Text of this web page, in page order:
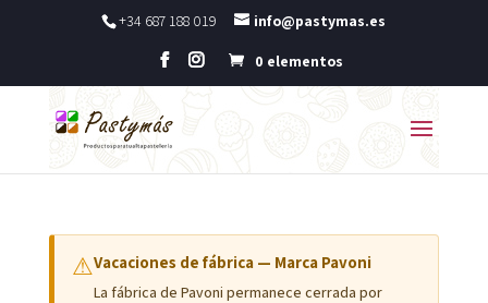
+34 687 188 019 info@pastymas.es
0 elementos
⚠Vacaciones de fábrica — Marca Pavoni
La fábrica de Pavoni permanece cerrada por